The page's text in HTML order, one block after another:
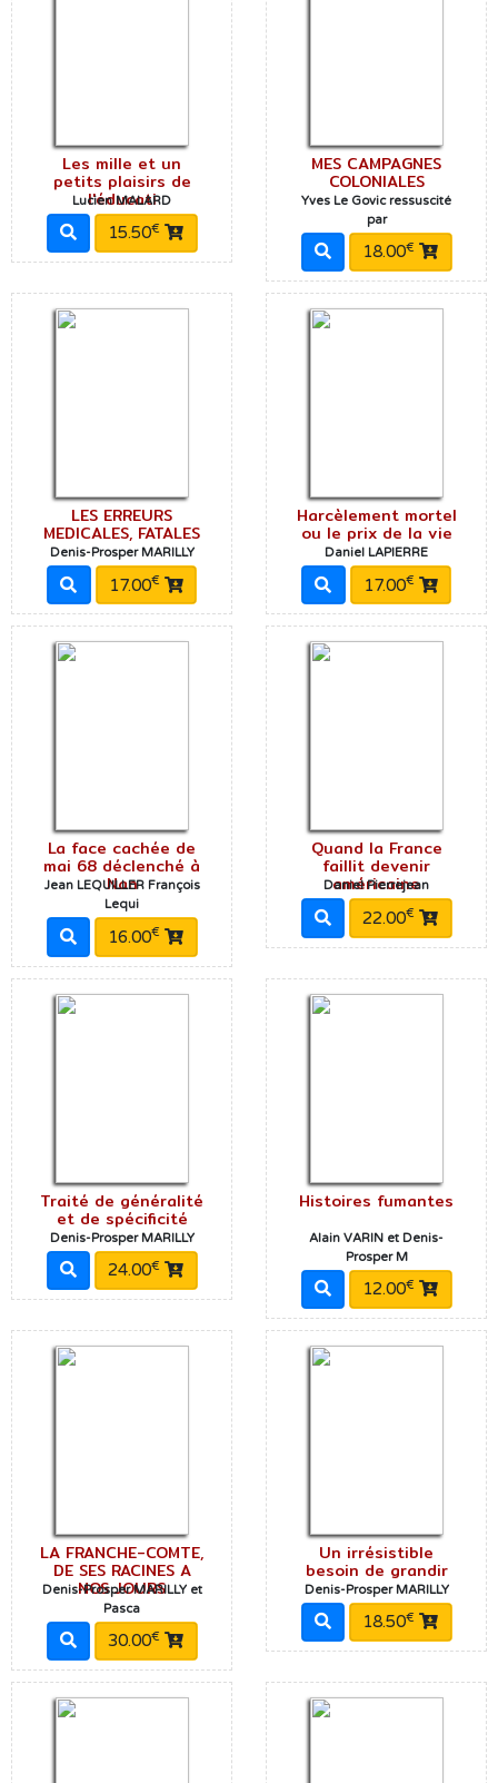
Les mille et un
petits plaisirs de
l'éducati
Lucien MALARD
15.50€
MES CAMPAGNES
COLONIALES
Yves Le Govic ressuscité
par
18.00€
LES ERREURS
MEDICALES, FATALES
Denis-Prosper MARILLY
17.00€
Harcèlement mortel
ou le prix de la vie
Daniel LAPIERRE
17.00€
La face cachée de
mai 68 déclenché à
Nan
Jean LEQUILLER François
Lequi
16.00€
Quand la France
faillit devenir
américaine
Daniel Pierrejean
22.00€
Traité de généralité
et de spécificité
Denis-Prosper MARILLY
24.00€
Histoires fumantes
Alain VARIN et Denis-
Prosper M
12.00€
LA FRANCHE-COMTE,
DE SES RACINES A
NOS JOURS
Denis-Prosper MARILLY et
Pasca
30.00€
Un irrésistible
besoin de grandir
Denis-Prosper MARILLY
18.50€